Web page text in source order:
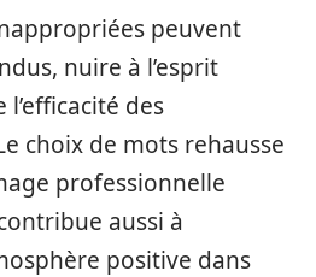
peuvent
nuire à l’esprit
l’efficacité des
choix de mots rehausse
professionnelle
aussi à
positive dans